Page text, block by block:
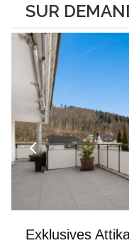
SUR
exklusives Zuhause mit
Grosszügigkeit,
einzigartige
Exklusives